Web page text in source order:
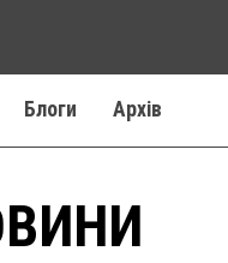
Блоги Aрхів